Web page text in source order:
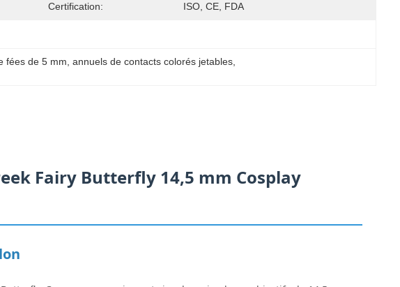
Certification: ISO, CE, FDA
fées de 5 mm annuels de contacts colorés jetables,
Fairy Butterfly 14,5 mm Cosplay